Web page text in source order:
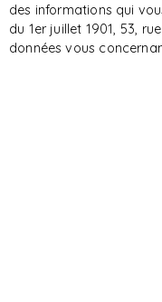
des informations qui
du 1er juillet 1901, 53,
données vous